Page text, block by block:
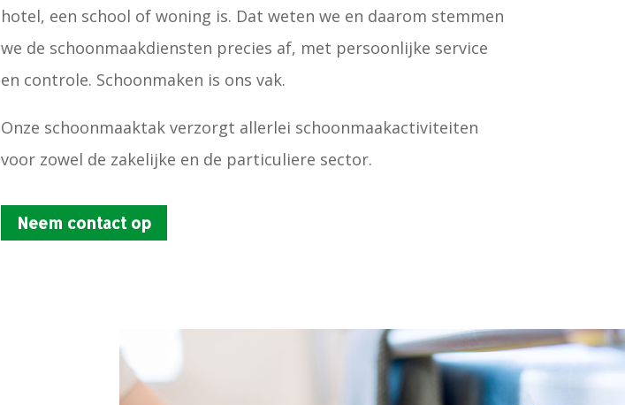
hotel, een school of woning is. Dat weten we en daarom stemmen
we de schoonmaakdiensten precies af, met persoonlijke service
en controle. Schoonmaken is ons vak.
Onze schoonmaaktak verzorgt allerlei schoonmaakactiviteiten
voor zowel de zakelijke en de particuliere sector.
Neem contact op